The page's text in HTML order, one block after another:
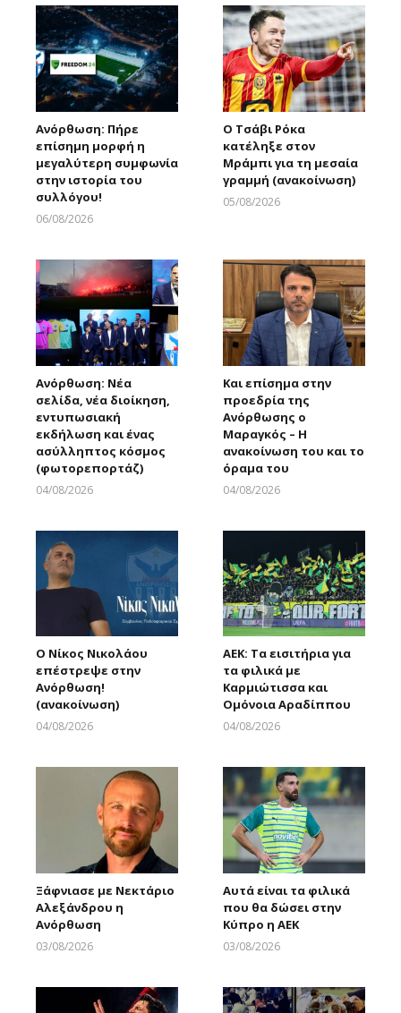
Ανόρθωση: Πήρε
επίσημη μορφή η
μεγαλύτερη συμφωνία
στην ιστορία του
συλλόγου!
06/08/2026
Ο Τσάβι Ρόκα
κατέληξε στον
Μράμπι για τη μεσαία
γραμμή (ανακοίνωση)
05/08/2026
Ανόρθωση: Νέα
σελίδα, νέα διοίκηση,
εντυπωσιακή
εκδήλωση και ένας
ασύλληπτος κόσμος
(φωτορεπορτάζ)
04/08/2026
Και επίσημα στην
προεδρία της
Ανόρθωσης ο
Μαραγκός – Η
ανακοίνωση του και το
όραμα του
04/08/2026
Ο Νίκος Νικολάου
επέστρεψε στην
Ανόρθωση!
(ανακοίνωση)
04/08/2026
ΑΕΚ: Τα εισιτήρια για
τα φιλικά με
Καρμιώτισσα και
Ομόνοια Αραδίππου
04/08/2026
Ξάφνιασε με Νεκτάριο
Αλεξάνδρου η
Ανόρθωση
03/08/2026
Αυτά είναι τα φιλικά
που θα δώσει στην
Κύπρο η ΑΕΚ
03/08/2026